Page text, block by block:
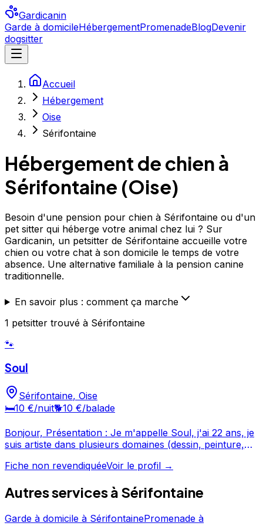
Gardicanin
Garde à domicileHébergementPromenadeBlogDevenir
dogsitter
Accueil
Hébergement
Oise
Sérifontaine
Hébergement de chien à
Sérifontaine (Oise)
Besoin d'une pension pour chien à Sérifontaine ou d'un
pet sitter qui héberge votre animal chez lui ? Sur
Gardicanin, un petsitter de Sérifontaine accueille votre
chien ou votre chat à son domicile le temps de votre
absence. Une alternative familiale à la pension canine
traditionnelle.
En savoir plus : comment ça marche
1 petsitter trouvé à Sérifontaine
🐾
Soul
Sérifontaine, Oise
🛏️10 €/nuit🐕10 €/balade
Bonjour, Présentation : Je m'appelle Soul, j'ai 22 ans, je
suis artiste dans plusieurs domaines (dessin, peinture,
chiens, de chats et d'autre animaux comme les oiseaux
mes égaux, mes protéger. Je possède actuellement une
vaginite, nous ne pourrons la stériliser qu'après ses
Fiche non revendiquéeVoir le profil →
Autres services à Sérifontaine
Garde à domicile à SérifontainePromenade à